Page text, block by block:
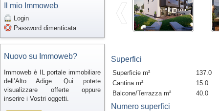
Il mio Immoweb
Login
Password dimenticata
Nuovo su Immoweb?
Immoweb è IL portale immobiliare
dell’Alto Adige. Qui potete
visualizzare offerte oppure
inserire i Vostri oggetti.
Superfici
Superficie m²
137.0
Cantina m²
15.0
Balcone/Terrazza m²
40.0
Numero superfici